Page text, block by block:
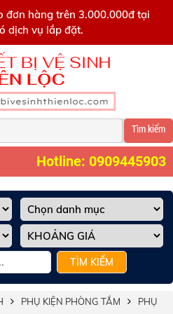
đơn hàng trên 3.000.000đ tại
dịch vụ lắp đặt.
Tìm kiếm
Hotline: 0909445903
TÌM KIẾM
PHỤ KIỆN PHÒNG TẮM
PHỤ